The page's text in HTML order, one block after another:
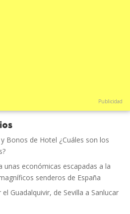
Publicidad
Bonos de Hotel ¿Cuáles son los
unas económicas escapadas a la
senderos de España
el Guadalquivir, de Sevilla a Sanlucar